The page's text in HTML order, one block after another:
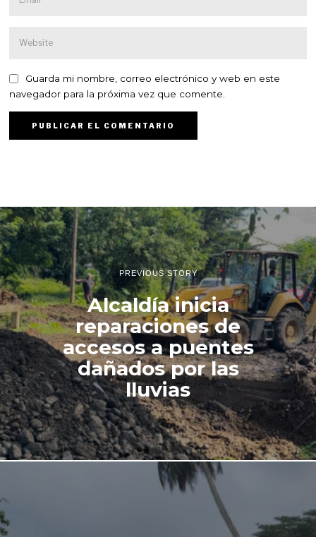
Guarda mi nombre, correo electrónico y web en este
navegador para la próxima vez que comente.
PREVIOUS STORY
Alcaldía inicia
reparaciones de
accesos a puentes
dañados por las
lluvias